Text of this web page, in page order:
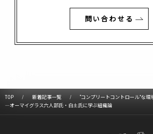
問い合わせる
TOP 新着記事一覧
“コンプリートコントロール”な
―オーマイグラス六人部氏・白土氏に学ぶ組織論